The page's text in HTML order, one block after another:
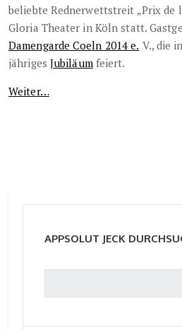
beliebte Rednerwettstreit „Prix de
Gloria Theater in Köln statt.
Damengarde Coeln 2014 e. V., die
jähriges Jubiläumfeiert.
Weiter…
APPSOLUT JECK